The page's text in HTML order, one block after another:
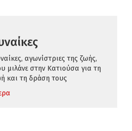
αγωνίστριες της ζωής,
μιλάνε στην Κατιούσα για τη
και τη δράση τους